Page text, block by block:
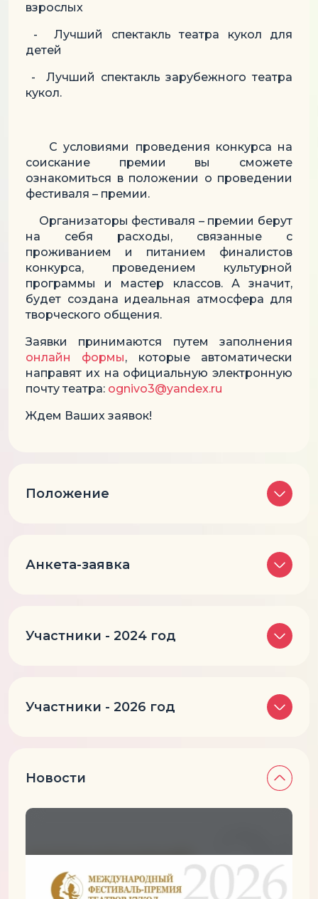
взрослых
- Лучший спектакль театра кукол для
детей
- Лучший спектакль зарубежного театра
кукол.
С условиями проведения конкурса на
соискание премии вы сможете
ознакомиться в положении о проведении
фестиваля – премии.
Организаторы фестиваля – премии берут
на себя расходы, связанные с
проживанием и питанием финалистов
конкурса, проведением культурной
программы и мастер классов. А значит,
будет создана идеальная атмосфера для
творческого общения.
Заявки принимаются путем заполнения
онлайн формы, которые автоматически
направят их на официальную электронную
почту театра: ognivo3@yandex.ru
Ждем Ваших заявок!
Положение
Анкета-заявка
Участники - 2024 год
Участники - 2026 год
Новости